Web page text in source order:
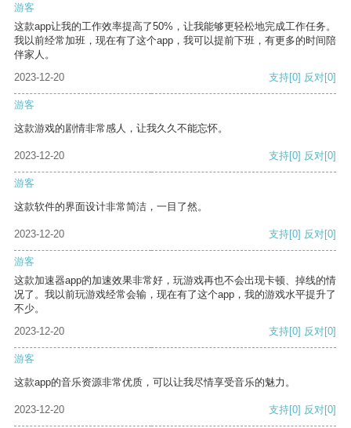
游客
这款app让我的工作效率提高了50%，让我能够更轻松地完成工作任务。
我以前经常加班，现在有了这个app，我可以提前下班，有更多的时间陪
伴家人。
2023-12-20
支持[0] 反对[0]
游客
这款游戏的剧情非常感人，让我久久不能忘怀。
2023-12-20 支持[0] 反对[0]
游客
这款软件的界面设计非常简洁，一目了然。
2023-12-20 支持[0] 反对[0]
游客
这款加速器app的加速效果非常好，玩游戏再也不会出现卡顿、掉线的情
况了。我以前玩游戏经常会输，现在有了这个app，我的游戏水平提升了
不少。
2023-12-20
支持[0] 反对[0]
游客
这款app的音乐资源非常优质，可以让我尽情享受音乐的魅力。
2023-12-20 支持[0] 反对[0]